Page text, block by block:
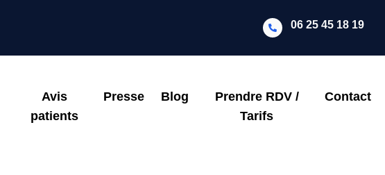
06 25 45 18 19
Avis
patients
Presse Blog
Prendre RDV /
Tarifs
Contact